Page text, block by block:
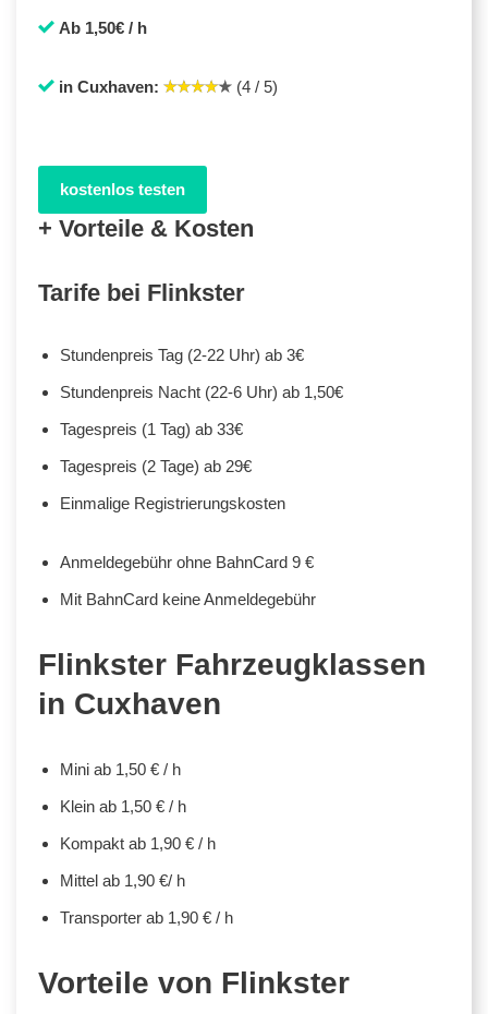
Ab 1,50€ / h
in Cuxhaven: (4 / 5)
kostenlos testen
+ Vorteile & Kosten
Tarife bei Flinkster
Stundenpreis Tag (2-22 Uhr) ab 3€
Stundenpreis Nacht (22-6 Uhr) ab 1,50€
Tagespreis (1 Tag) ab 33€
Tagespreis (2 Tage) ab 29€
Einmalige Registrierungskosten
Anmeldegebühr ohne BahnCard 9 €
Mit BahnCard keine Anmeldegebühr
Flinkster Fahrzeugklassen
in Cuxhaven
Mini ab 1,50 € / h
Klein ab 1,50 € / h
Kompakt ab 1,90 € / h
Mittel ab 1,90 €/ h
Transporter ab 1,90 € / h
Vorteile von Flinkster